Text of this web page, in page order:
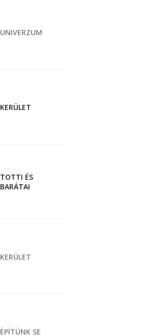
UNIVERZUM
KERÜLET
TOTTI ÉS
BARÁTAI
KERÜLET
ÉPÍTÜNK SE